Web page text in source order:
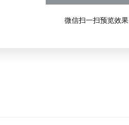
微信扫一扫预览效果